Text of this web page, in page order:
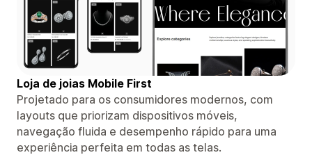
Loja de joias Mobile First
Projetado para os consumidores modernos, com
layouts que priorizam dispositivos móveis,
navegação fluida e desempenho rápido para uma
experiência perfeita em todas as telas.